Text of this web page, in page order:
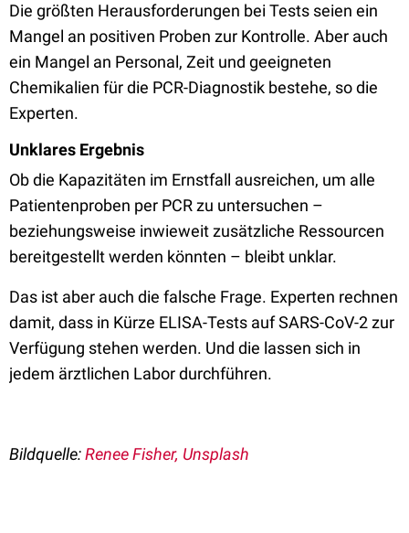
Die größten Herausforderungen bei Tests seien ein
Mangel an positiven Proben zur Kontrolle. Aber auch
ein Mangel an Personal, Zeit und geeigneten
Chemikalien für die PCR-Diagnostik bestehe, so die
Experten.
Unklares Ergebnis
Ob die Kapazitäten im Ernstfall ausreichen, um alle
Patientenproben per PCR zu untersuchen –
beziehungsweise inwieweit zusätzliche Ressourcen
bereitgestellt werden könnten – bleibt unklar.
Das ist aber auch die falsche Frage. Experten rechnen
damit, dass in Kürze ELISA-Tests auf SARS-CoV-2 zur
Verfügung stehen werden. Und die lassen sich in
jedem ärztlichen Labor durchführen.
Bildquelle:Renee Fisher, Unsplash